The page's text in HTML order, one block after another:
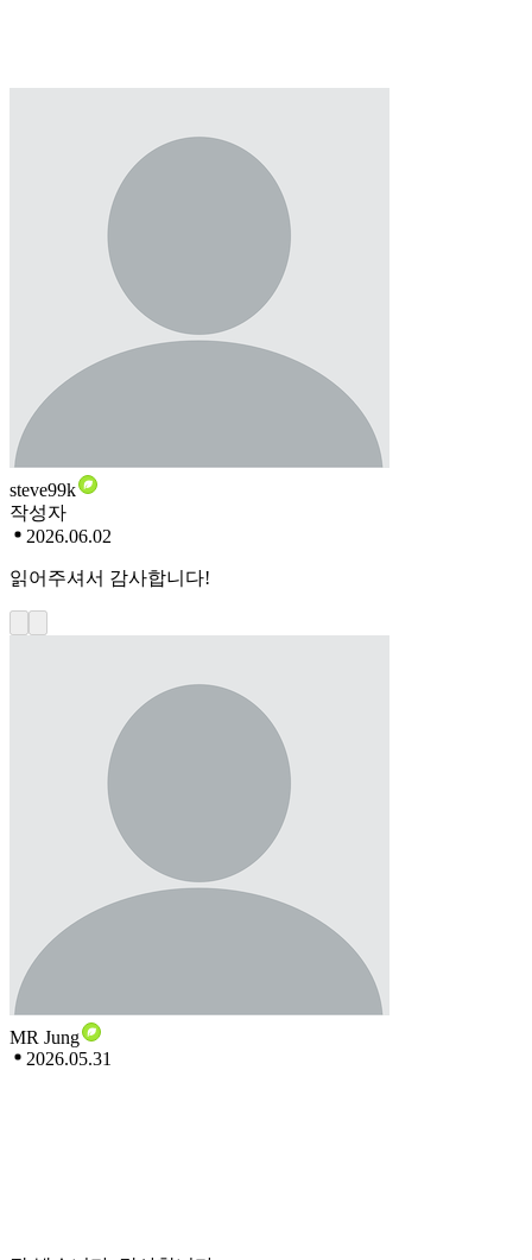
steve99k
작성자
2026.06.02
읽어주셔서 감사합니다!
MR Jung
2026.05.31